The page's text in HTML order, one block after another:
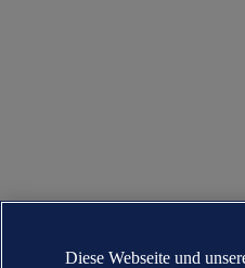
Diese Webseite und